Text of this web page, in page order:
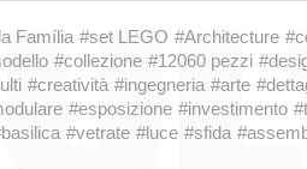
Família #set LEGO #Architecture
#collezione #12060 pezzi
#creatività #ingegneria #arte
#esposizione #investimento
#vetrate #luce #sfida